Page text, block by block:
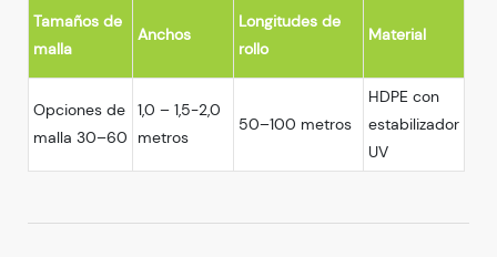
Tamaños de
malla
Anchos
Longitudes de
rollo
Material
Opciones de
malla 30–60
1,0 – 1,5-2,0
metros
50–100 metros
HDPE con
estabilizador
UV